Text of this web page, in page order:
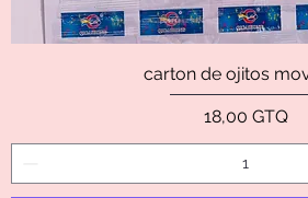
carton de ojitos
Precio
18,00 GTQ